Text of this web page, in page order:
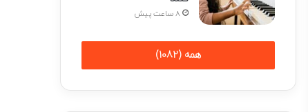
8 ساعت پیش
همه (1082)